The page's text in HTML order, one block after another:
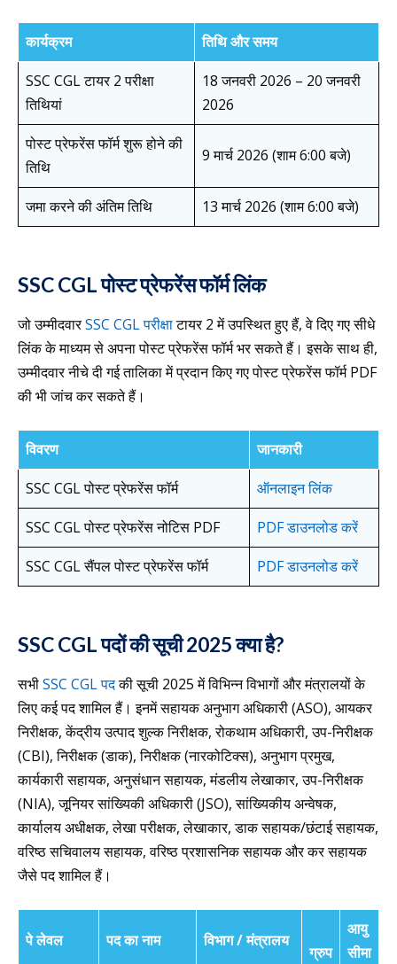
कार्यक्रम
तिथि और समय
SSC CGL टायर 2 परीक्षा
तिथियां
18 जनवरी 2026 – 20 जनवरी
2026
पोस्ट प्रेफरेंस फॉर्म शुरू होने की
तिथि
9 मार्च 2026 (शाम 6:00 बजे)
जमा करने की अंतिम तिथि 13 मार्च 2026 (शाम 6:00 बजे)
SSC CGL पोस्ट प्रेफरेंस फॉर्म लिंक
जो उम्मीदवारSSC CGL परीक्षाटायर 2 में उपस्थित हुए हैं, वे दिए गए सीधे
लिंक के माध्यम से अपना पोस्ट प्रेफरेंस फॉर्म भर सकते हैं। इसके साथ ही,
उम्मीदवार नीचे दी गई तालिका में प्रदान किए गए पोस्ट प्रेफरेंस फॉर्म PDF
की भी जांच कर सकते हैं।
विवरण
जानकारी
SSC CGL पोस्ट प्रेफरेंस फॉर्म
ऑनलाइन लिंक
SSC CGL पोस्ट प्रेफरेंस नोटिस PDF
PDF डाउनलोड करें
SSC CGL सैंपल पोस्ट प्रेफरेंस फॉर्म
PDF डाउनलोड करें
SSC CGL पदों की सूची 2025 क्या है?
सभीSSC CGL पदकी सूची 2025 में विभिन्न विभागों और मंत्रालयों के
लिए कई पद शामिल हैं। इनमें सहायक अनुभाग अधिकारी (ASO), आयकर
निरीक्षक, केंद्रीय उत्पाद शुल्क निरीक्षक, रोकथाम अधिकारी, उप-निरीक्षक
(CBI), निरीक्षक (डाक), निरीक्षक (नारकोटिक्स), अनुभाग प्रमुख,
कार्यकारी सहायक, अनुसंधान सहायक, मंडलीय लेखाकार, उप-निरीक्षक
(NIA), जूनियर सांख्यिकी अधिकारी (JSO), सांख्यिकीय अन्वेषक,
कार्यालय अधीक्षक, लेखा परीक्षक, लेखाकार, डाक सहायक/छंटाई सहायक,
वरिष्ठ सचिवालय सहायक, वरिष्ठ प्रशासनिक सहायक और कर सहायक
जैसे पद शामिल हैं।
पे लेवल पद का नाम विभाग / मंत्रालय
ग्रुप
आयु
सीमा